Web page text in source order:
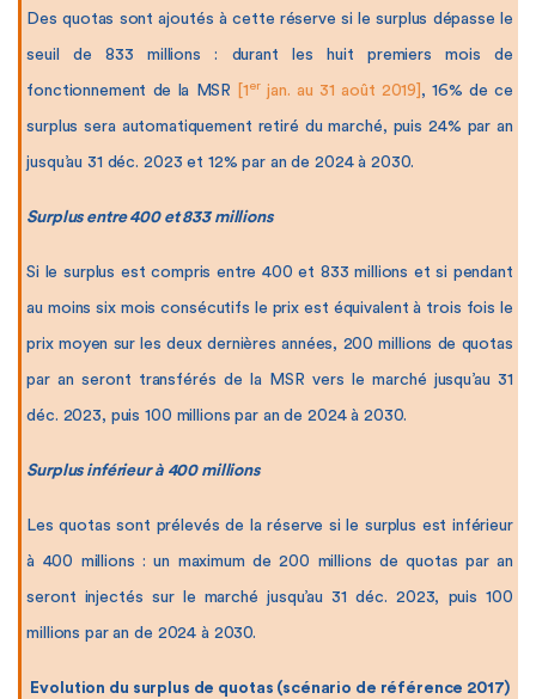
Des quotas sont ajoutés à cette réserve si le surplus dépasse le
seuil de 833 millions : durant les huit premiers mois de
fonctionnement de la MSR [1 er jan. au 31 août 2019] , 16% de ce
surplus sera automatiquement retiré du marché, puis 24% par an
jusqu’au 31 déc. 2023 et 12% par an de 2024 à 2030.
Surplus entre 400 et 833 millions
Si le surplus est compris entre 400 et 833 millions et si pendant
au moins six mois consécutifs le prix est équivalent à trois fois le
prix moyen sur les deux dernières années, 200 millions de quotas
par an seront transférés de la MSR vers le marché jusqu’au 31
déc. 2023, puis 100 millions par an de 2024 à 2030.
Surplus inférieur à 400 millions
Les quotas sont prélevés de la réserve si le surplus est inférieur
à 400 millions : un maximum de 200 millions de quotas par an
seront injectés sur le marché jusqu’au 31 déc. 2023, puis 100
millions par an de 2024 à 2030.
Evolution du surplus de quotas (scénario de référence 2017)